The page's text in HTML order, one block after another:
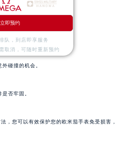
。
。
碰撞的机会。
否牢固。
，您可以有效保护您的欧米茄手表免受损害，
立即预约
队，到店即享服务
取消，可随时重新预约